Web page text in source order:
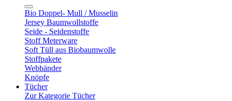
Bio Doppel- Mull / Musselin
Jersey Baumwollstoffe
Seide - Seidenstoffe
Stoff Meterware
Soft Tüll aus Biobaumwolle
Stoffpakete
Webbänder
Knöpfe
Tücher
Zur Kategorie Tücher